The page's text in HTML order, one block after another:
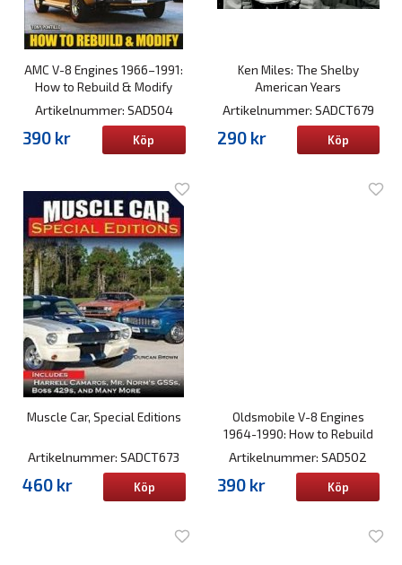
AMC V-8 Engines 1966–1991:
How to Rebuild & Modify
Artikelnummer: SAD504
390 kr Köp
Ken Miles: The Shelby
American Years
Artikelnummer: SADCT679
290 kr Köp
Muscle Car, Special Editions
Artikelnummer: SADCT673
460 kr Köp
Oldsmobile V-8 Engines
1964-1990: How to Rebuild
Artikelnummer: SAD502
390 kr Köp